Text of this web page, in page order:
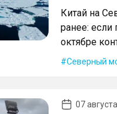
Китай на
ранее: если
октябре
Северный
07